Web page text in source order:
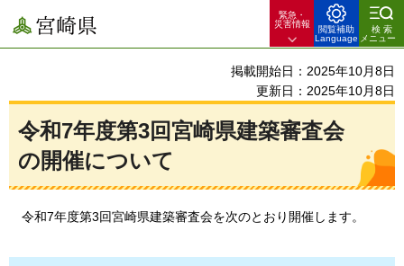
宮崎県
緊急・
災害情報
閲覧補助
Language
検索
メニュー
掲載開始日：2025年10月8日
更新日：2025年10月8日
令和7年度第3回宮崎県建築審査会
の開催について
令和7年度第3回宮崎県建築審査会を次のとおり開催します。